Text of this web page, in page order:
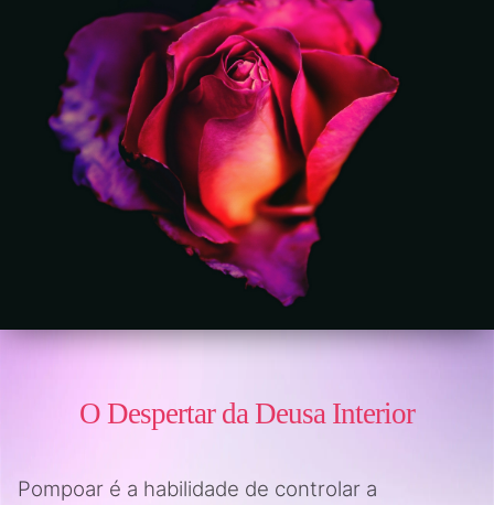
O Despertar da Deusa Interior
Pompoar é a habilidade de controlar a